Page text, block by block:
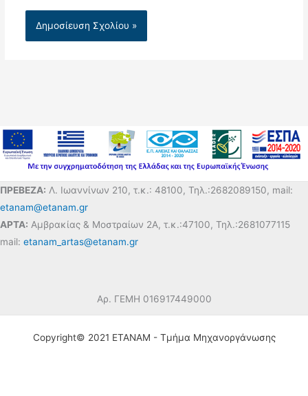
ΠΡΕΒΕΖΑ: Λ. Ιωαννίνων 210, τ.κ.: 48100, Τηλ.:2682089150, mail:
etanam@etanam.gr
ΑΡΤΑ: Αμβρακίας & Μοστραίων 2Α, τ.κ.:47100, Τηλ.:2681077115
mail: etanam_artas@etanam.gr
Αρ. ΓΕΜΗ 016917449000
Copyright© 2021 ΕΤΑΝΑΜ - Τμήμα Μηχανοργάνωσης